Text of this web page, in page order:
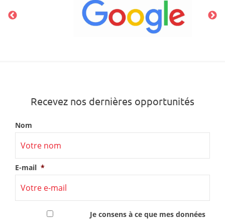
Recevez nos dernières opportunités
Nom
E-mail *
Je consens à ce que mes données